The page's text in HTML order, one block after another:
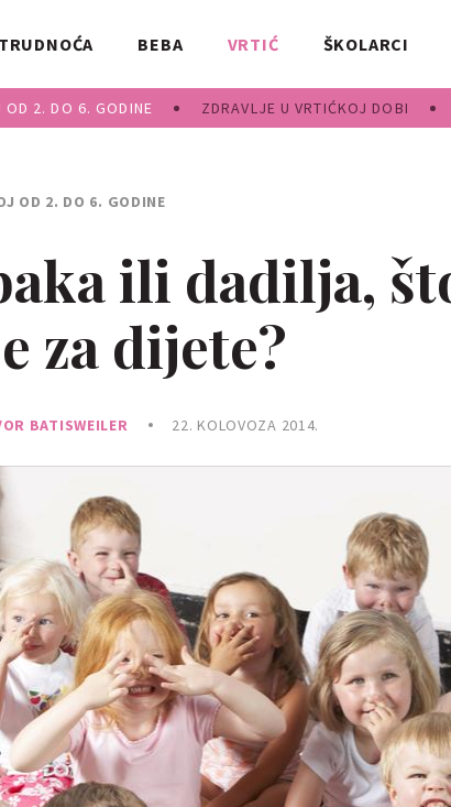
TRUDNOĆA BEBA VRTIĆ
OD 2. DO 6. GODINE ZDRAVLJE U VRTIĆKOJ DOBI
ŠKOLARCI
OD 2. DO 6. GODINE
ili dadilja,
za dijete?
BATISWEILER 22. KOLOVOZA 2014.